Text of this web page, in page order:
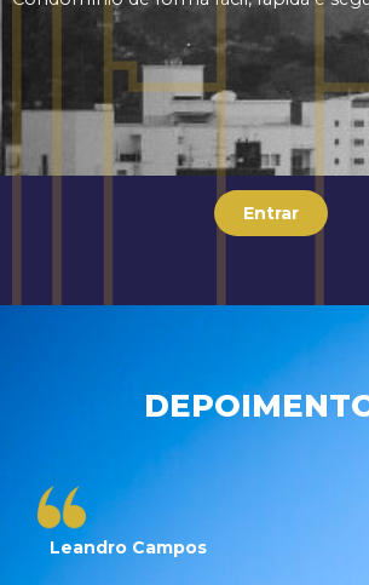
Entrar
Leandro Campos